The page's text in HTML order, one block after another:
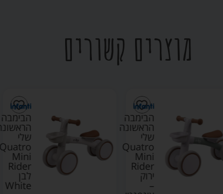
מוצרים קשורים
הבימבה
הראשונה
שלי
Quatro
Mini
Rider
הבימבה
הראשונה
שלי
Quatro
Mini
Rider